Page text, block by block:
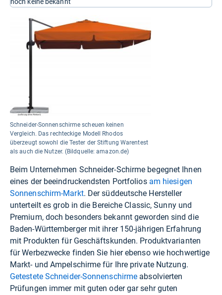
Schneider-Sonnenschirme scheuen keinen
Vergleich. Das rechteckige Modell Rhodos
überzeugt sowohl die Tester der Stiftung Warentest
als auch die Nutzer. (Bildquelle: amazon.de)
Beim Unternehmen Schneider-Schirme begegnet Ihnen
eines der beeindruckendsten Portfolios am hiesigen
Sonnenschirm-Markt. Der süddeutsche Hersteller
unterteilt es grob in die Bereiche Classic, Sunny und
Premium, doch besonders bekannt geworden sind die
Baden-Württemberger mit ihrer 150-jährigen Erfahrung
mit Produkten für Geschäftskunden. Produktvarianten
für Werbezwecke finden Sie hier ebenso wie hochwertige
Markt- und Ampelschirme für Ihre private Nutzung.
Getestete Schneider-Sonnenschirme absolvierten
Prüfungen immer mit guten oder gar sehr guten